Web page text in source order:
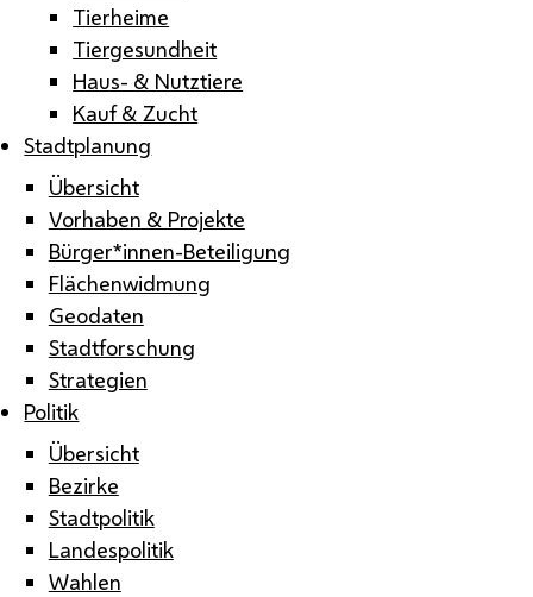
Tierheime
Tiergesundheit
Haus- & Nutztiere
Kauf & Zucht
Stadtplanung
Übersicht
Vorhaben & Projekte
Bürger*innen-Beteiligung
Flächenwidmung
Geodaten
Stadtforschung
Strategien
Politik
Übersicht
Bezirke
Stadtpolitik
Landespolitik
Wahlen